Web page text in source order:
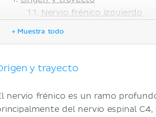
Nervio frénico izquierdo
Lesión del nervio frénico
Bibliografía
+ Muestra todo
y trayecto
nervio frénico es un ramo
del nervio espinal